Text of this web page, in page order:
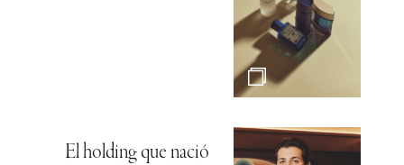
El holding que nació